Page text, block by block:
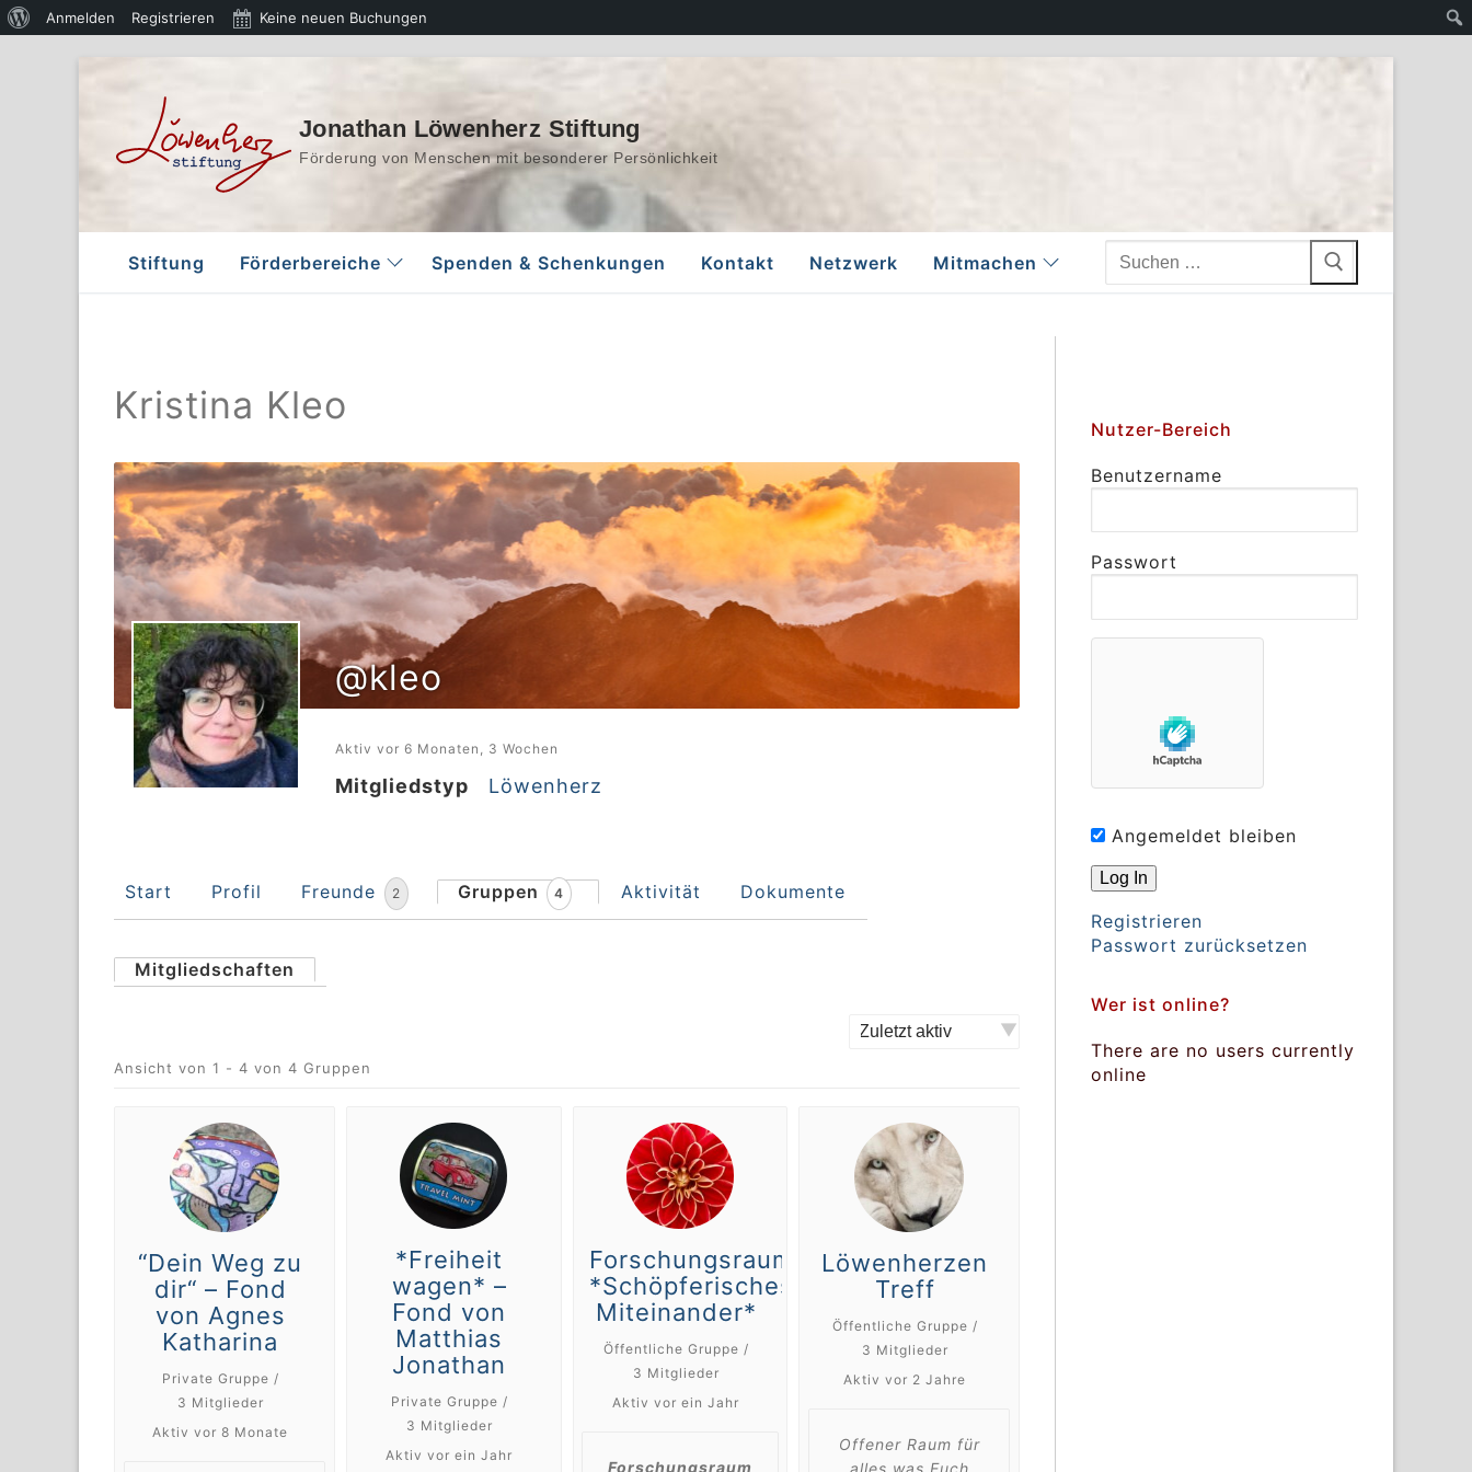
Über
Anmelden Registrieren Keine neuen Buchungen
Jonathan Löwenherz Stiftung
Förderung von Menschen mit besonderer Persönlichkeit
Stiftung Förderbereiche Spenden & Schenkungen Kontakt Netzwerk Mitmachen
Suchen
Kristina Kleo
@kleo
Aktiv vor 6 Monaten, 3 Wochen
Mitgliedstyp Löwenherz
Start Profil Freunde 2 Gruppen 4 Aktivität Dokumente
Mitgliedschaften
Ansicht von 1 - 4 von 4 Gruppen
“Dein Weg zu
dir“ – Fond
von Agnes
Katharina
Private Gruppe /
3 Mitglieder
Aktivvor 8 Monate
*Freiheit
wagen* –
Fond von
Matthias
Jonathan
Private Gruppe /
3 Mitglieder
Aktivvor ein Jahr
Forschungsraum
*Schöpferisches
Miteinander*
Öffentliche Gruppe /
3 Mitglieder
Aktivvor ein Jahr
Forschungsraum
Löwenherzen
Treff
Öffentliche Gruppe /
3 Mitglieder
Aktivvor 2 Jahre
Offener Raum für
alles was Euch
Nutzer-Bereich
Benutzername
Passwort
Angemeldet bleiben
Registrieren
Passwort zurücksetzen
Wer ist online?
There are no users currently
online